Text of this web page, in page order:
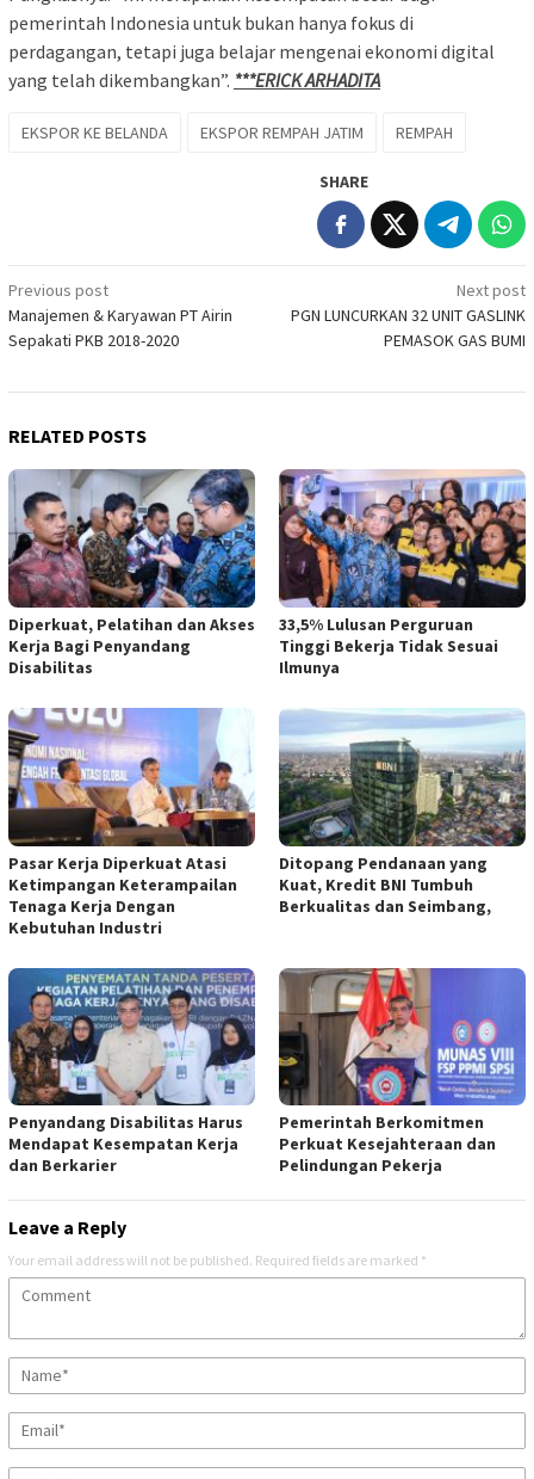
pemerintah Indonesia untuk bukan hanya fokus di
perdagangan, tetapi juga belajar mengenai ekonomi digital
yang telah dikembangkan”. ***ERICK ARHADITA
EKSPOR KE BELANDA EKSPOR REMPAH JATIM REMPAH
SHARE
Post
navigation
Previous post
Manajemen & Karyawan PT Airin
Sepakati PKB 2018-2020
Next post
PGN LUNCURKAN 32 UNIT GASLINK
PEMASOK GAS BUMI
RELATED POSTS
Diperkuat, Pelatihan dan Akses
Kerja Bagi Penyandang
Disabilitas
33,5% Lulusan Perguruan
Tinggi Bekerja Tidak Sesuai
Ilmunya
Pasar Kerja Diperkuat Atasi
Ketimpangan Keterampailan
Tenaga Kerja Dengan
Kebutuhan Industri
Ditopang Pendanaan yang
Kuat, Kredit BNI Tumbuh
Berkualitas dan Seimbang,
Penyandang Disabilitas Harus
Mendapat Kesempatan Kerja
dan Berkarier
Pemerintah Berkomitmen
Perkuat Kesejahteraan dan
Pelindungan Pekerja
Leave a Reply
Your email address will not be published. Required fields are marked *